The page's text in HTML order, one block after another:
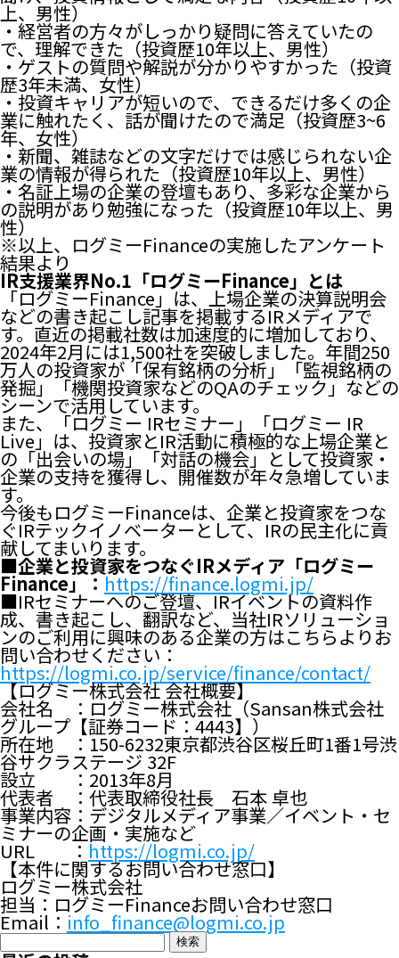
上、男性）
・経営者の方々がしっかり疑問に答えていたの
で、理解できた（投資歴10年以上、男性）
・ゲストの質問や解説が分かりやすかった（投資
歴3年未満、女性）
・投資キャリアが短いので、できるだけ多くの企
業に触れたく、話が聞けたので満足（投資歴3~6
年、女性）
・新聞、雑誌などの文字だけでは感じられない企
業の情報が得られた（投資歴10年以上、男性）
・名証上場の企業の登壇もあり、多彩な企業から
の説明があり勉強になった（投資歴10年以上、男
性）
※以上、ログミーFinanceの実施したアンケート
結果より
IR支援業界No.1「ログミーFinance」とは
「ログミーFinance」は、上場企業の決算説明会
などの書き起こし記事を掲載するIRメディアで
す。直近の掲載社数は加速度的に増加しており、
2024年2月には1,500社を突破しました。年間250
万人の投資家が「保有銘柄の分析」「監視銘柄の
発掘」「機関投資家などのQAのチェック」などの
シーンで活用しています。
また、「ログミー IRセミナー」「ログミー IR
Live」は、投資家とIR活動に積極的な上場企業と
の「出会いの場」「対話の機会」として投資家・
企業の支持を獲得し、開催数が年々急増していま
す。
今後もログミーFinanceは、企業と投資家をつな
ぐIRテックイノベーターとして、IRの民主化に貢
献してまいります。
■企業と投資家をつなぐIRメディア「ログミー
Finance」：https://finance.logmi.jp/
■IRセミナーへのご登壇、IRイベントの資料作
成、書き起こし、翻訳など、当社IRソリューショ
ンのご利用に興味のある企業の方はこちらよりお
問い合わせください：
https://logmi.co.jp/service/finance/contact/
【ログミー株式会社 会社概要】
会社名 ：ログミー株式会社（Sansan株式会社
グループ【証券コード：4443】）
所在地 ：150-6232東京都渋谷区桜丘町1番1号渋
谷サクラステージ 32F
設立 ：2013年8月
代表者 ：代表取締役社長 石本 卓也
事業内容：デジタルメディア事業／イベント・セ
ミナーの企画・実施など
URL ：https://logmi.co.jp/
【本件に関するお問い合わせ窓口】
ログミー株式会社
担当：ログミーFinanceお問い合わせ窓口
Email： info_finance@logmi.co.jp
検